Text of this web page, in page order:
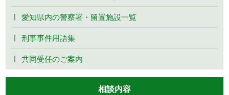
愛知県内の警察署・留置施設一覧
刑事事件用語集
共同受任のご案内
相談内容